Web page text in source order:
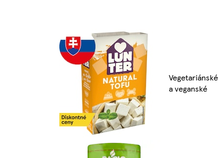
Vegetariánské
a veganské